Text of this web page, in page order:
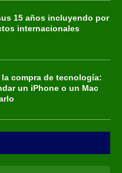
15 años incluyendo por
internacionales
compra de tecnología:
un iPhone o un Mac